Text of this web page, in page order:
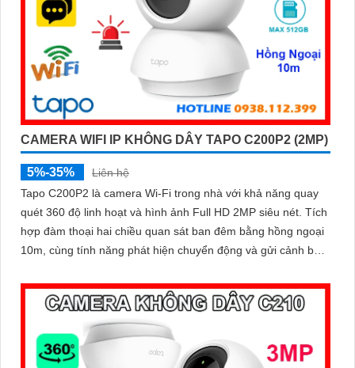
CAMERA WIFI IP KHÔNG DÂY TAPO C200P2 (2MP)
5%-35%
Liên hệ
Tapo C200P2 là camera Wi-Fi trong nhà với khả năng quay
quét 360 độ linh hoạt và hình ảnh Full HD 2MP siêu nét. Tích
hợp đàm thoại hai chiều quan sát ban đêm bằng hồng ngoại
10m, cùng tính năng phát hiện chuyển động và gửi cảnh báo
nơi